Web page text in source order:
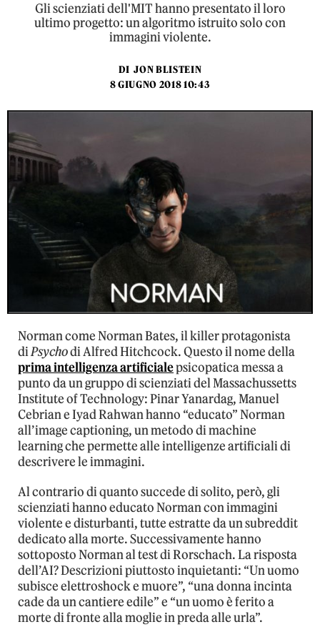
Gli scienziati dell'MIT hanno presentato il loro
ultimo progetto: un algoritmo istruito solo con
immagini violente.
DI JON BLISTEIN
8 GIUGNO 2018 10:43
Norman come Norman Bates, il killer protagonista
diPsychodi Alfred Hitchcock. Questo il nome della
prima intelligenza artificialepsicopatica messa a
punto da un gruppo di scienziati del Massachussetts
Institute of Technology: Pinar Yanardag, Manuel
Cebrian e Iyad Rahwan hanno “educato” Norman
all’image captioning, un metodo di machine
learning che permette alle intelligenze artificiali di
descrivere le immagini.
Al contrario di quanto succede di solito, però, gli
scienziati hanno educato Norman con immagini
violente e disturbanti, tutte estratte da un subreddit
dedicato alla morte. Successivamente hanno
sottoposto Norman al test di Rorschach. La risposta
dell’AI? Descrizioni piuttosto inquietanti: “Un uomo
subisce elettroshock e muore”, “una donna incinta
cade da un cantiere edile” e “un uomo è ferito a
morte di fronte alla moglie in preda alle urla”.